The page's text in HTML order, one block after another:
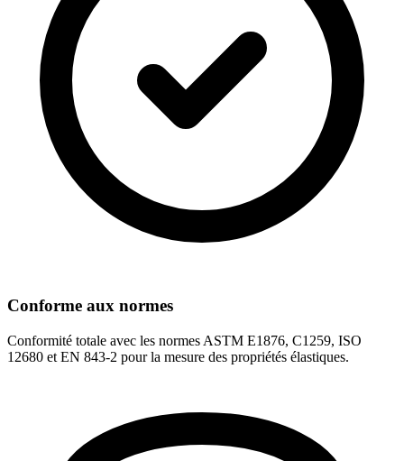
Conforme aux normes
Conformité totale avec les normes ASTM E1876, C1259, ISO
12680 et EN 843-2 pour la mesure des propriétés élastiques.